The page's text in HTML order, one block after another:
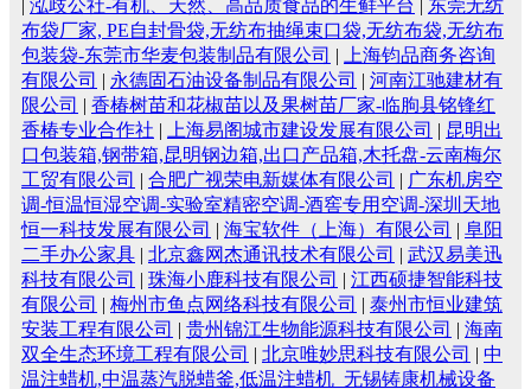
| 泓歧公社-有机、天然、高品质食品的生鲜平台 | 东莞无纺
布袋厂家, PE自封骨袋,无纺布抽绳束口袋,无纺布袋,无纺布
包装袋-东莞市华麦包装制品有限公司 |
上海钧品商务咨询
有限公司 | 永德固石油设备制品有限公司 | 河南江驰建材有
限公司 | 香椿树苗和花椒苗以及果树苗厂家-临朐县铭锋红
香椿专业合作社 | 上海易阁城市建设发展有限公司 | 昆明出
口包装箱,钢带箱,昆明钢边箱,出口产品箱,木托盘-云南梅尔
工贸有限公司 | 合肥广视荣电新媒体有限公司 | 广东机房空
调-恒温恒湿空调-实验室精密空调-酒窖专用空调-深圳天地
恒一科技发展有限公司 | 海宝软件（上海）有限公司 | 阜阳
二手办公家具 | 北京鑫网杰通讯技术有限公司 | 武汉易美迅
科技有限公司 | 珠海小鹿科技有限公司 | 江西硕捷智能科技
有限公司 | 梅州市鱼点网络科技有限公司 | 泰州市恒业建筑
安装工程有限公司 | 贵州锦江生物能源科技有限公司 | 海南
双全生态环境工程有限公司 | 北京唯妙思科技有限公司 | 中
温注蜡机,中温蒸汽脱蜡釜,低温注蜡机_无锡铸康机械设备